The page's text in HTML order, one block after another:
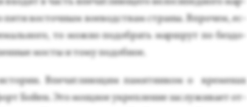
вос­точным во­еводс­твам стра­ны. Впро­чем, ес­
то мож­но по­доб­рать мар­шрут по без­до­
мос­ты и то­му по­доб­ное.
Впе­чат­ля­ющим па­мят­ни­ком о вре­менах
Бой­ен. Это мощ­ное ук­репле­ние зас­лу­жива­ет от­